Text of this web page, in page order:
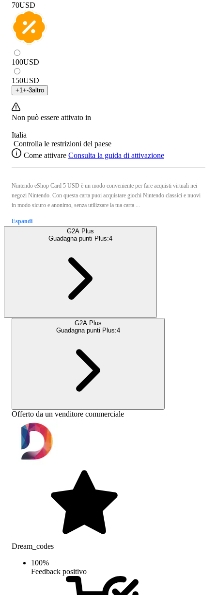
70USD
100USD
150USD
+1 +-3altro
Non può essere attivato in
Italia
Controlla le restrizioni del paese
Come attivare Consulta la guida di attivazione
Nintendo eShop Card 5 USD è un modo conveniente per fare acquisti virtuali nei
negozi Nintendo. Con questa carta puoi acquistare giochi Nintendo classici e nuovi
in modo sicuro e anonimo, senza utilizzare la tua carta ...
Espandi
G2A Plus
Guadagna punti Plus:4
G2A Plus
Guadagna punti Plus:4
Offerto da un venditore commerciale
Dream_codes
100%
Feedback positivo